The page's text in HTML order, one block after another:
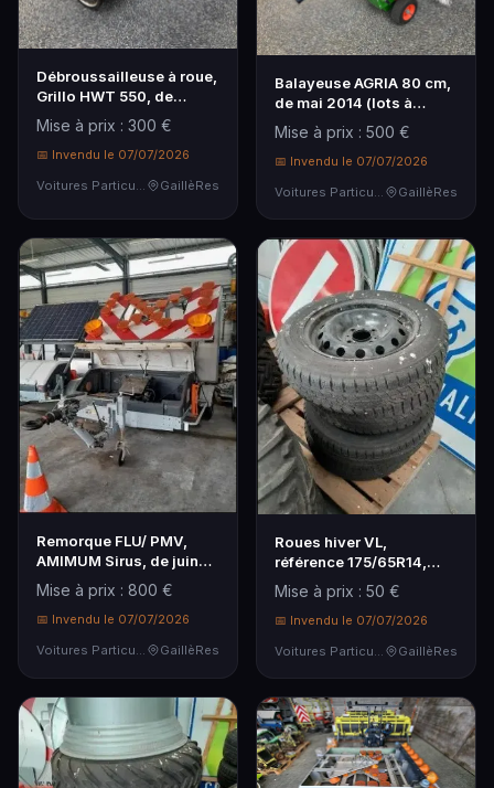
Débroussailleuse à roue,
Grillo HWT 550, de
septembre 2019 (…
Mise à prix : 300 €
📅 Invendu le 07/07/2026
Voitures Particulières
GaillèRes
Balayeuse AGRIA 80 cm,
de mai 2014 (lots à
retirer sur rdv e…
Mise à prix : 500 €
📅 Invendu le 07/07/2026
GaillèRes
Remorque FLU/ PMV,
AMIMUM Sirus, de juin
2013 (lots à retire…
Mise à prix : 800 €
📅 Invendu le 07/07/2026
Voitures Particulières
GaillèRes
Roues hiver VL,
référence 175/65R14,
82T (Roues hiver VL, ré…
Mise à prix : 50 €
📅 Invendu le 07/07/2026
Voitures Particulières
GaillèRes